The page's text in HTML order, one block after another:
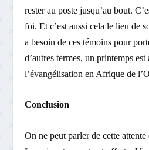
rester au poste jusqu’au bout.
foi. Et c’est aussi cela le lieu de
a besoin de ces témoins pour
d’autres termes, un printemps est
l’évangélisation en Afrique de
Conclusion
On ne peut parler de cette